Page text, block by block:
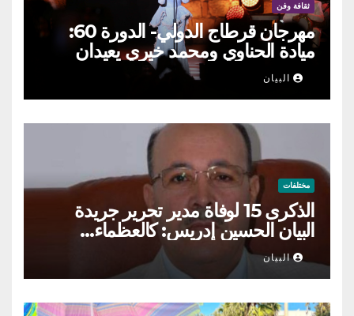
ثقافة وفن
مهرجان قرطاج الدولي- الدورة 60:
ميادة الحناوي ومحمد خيري يعيدان
الطرب السوري إلى ركح قرطاج
البيان
مختلفات
الذكرى 15 لوفاة مدير تحرير جريدة
البيان الحسين إدريس: كالعظماء…
عاش شامخا ورحل واقفا
البيان